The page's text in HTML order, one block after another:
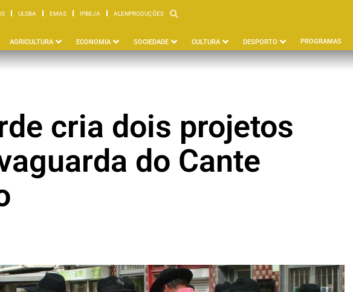
ULSBA EMAS IPBEJA ALENPRODUÇÕES
AGRICULTURA ECONOMIA SOCIEDADE CULTURA DESPORTO PROGRAMAS
ULSBA EMAS IPBEJA ALENPRODUÇÕES
cria dois projetos
do Cante